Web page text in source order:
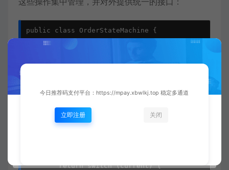
public class OrderStateMachine {
public OrderState pay(OrderState current,
case PendingPayment p -> new
case Paid paid -> throw new
case Shipped s -> throw new
case Completed c -> throw new
case Cancelled c -> throw new
case Refunding r -> throw new
        };
        return switch (current) {
今日推荐码支付平台：https://mpay.xbwlkj.top 稳定多通道
立即注册 关闭